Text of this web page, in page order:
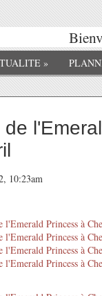
»
10:23am